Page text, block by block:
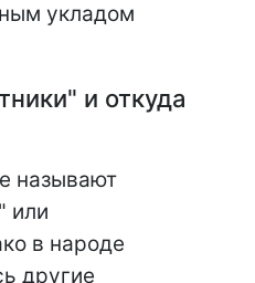
укладом
и откуда
называют
или
в народе
другие